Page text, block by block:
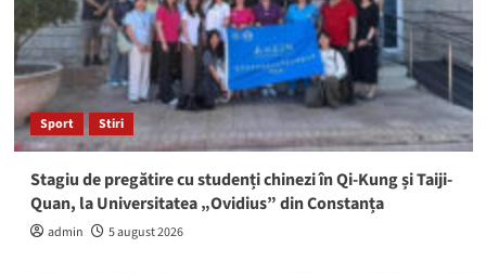
Sport Stiri
Stagiu de pregătire cu studenți chinezi în Qi-Kung și Taiji-
Quan, la Universitatea „Ovidius” din Constanța
admin 5 august 2026